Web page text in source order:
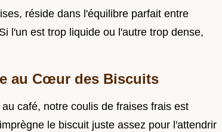
réside dans l'équilibre parfait entre
l'un est trop liquide ou l'autre trop dense,
au Cœur des Biscuits
café, notre coulis de fraises frais est
le biscuit juste assez pour l'attendrir